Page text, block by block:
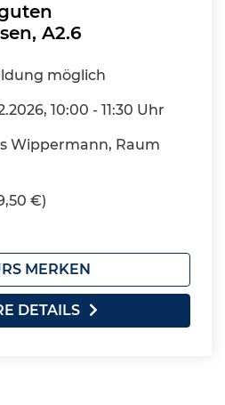
A2.6
möglich
10:00 - 11:30 Uhr
Wippermann, Raum
€)
MERKEN
DETAILS